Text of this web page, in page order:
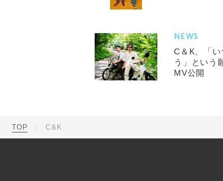
NEWS
C＆K、「
う」という
MV公開
TOP C&K